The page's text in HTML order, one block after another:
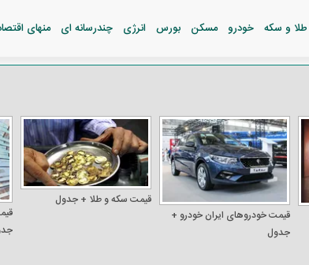
طلا و سکه خودرو مسکن بورس انرژی چندرسانه ای منهای
قیمت خودرو‌های ایران خودرو +
جدول
قیمت سکه و طلا + جدول